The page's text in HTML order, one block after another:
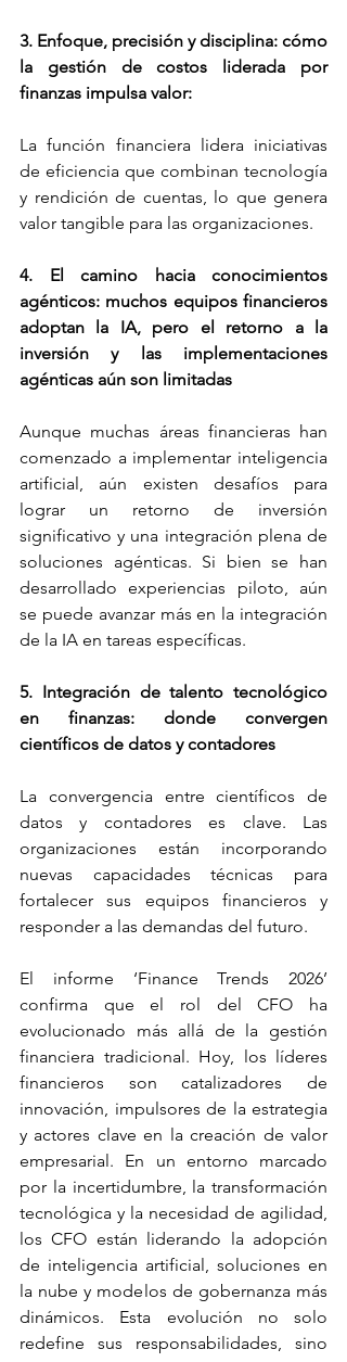
3. Enfoque, precisión y disciplina: cómo
la gestión de costos liderada por
finanzas impulsa valor:
La función financiera lidera iniciativas
de eficiencia que combinan tecnología
y rendición de cuentas, lo que genera
valor tangible para las organizaciones.
4. El camino hacia conocimientos
agénticos: muchos equipos financieros
adoptan la IA, pero el retorno a la
inversión y las implementaciones
agénticas aún son limitadas
Aunque muchas áreas financieras han
comenzado a implementar inteligencia
artificial, aún existen desafíos para
lograr un retorno de inversión
significativo y una integración plena de
soluciones agénticas. Si bien se han
desarrollado experiencias piloto, aún
se puede avanzar más en la integración
de la IA en tareas específicas.
5. Integración de talento tecnológico
en finanzas: donde convergen
científicos de datos y contadores
La convergencia entre científicos de
datos y contadores es clave. Las
organizaciones están incorporando
nuevas capacidades técnicas para
fortalecer sus equipos financieros y
responder a las demandas del futuro.
El informe ‘Finance Trends 2026’
confirma que el rol del CFO ha
evolucionado más allá de la gestión
financiera tradicional. Hoy, los líderes
financieros son catalizadores de
innovación, impulsores de la estrategia
y actores clave en la creación de valor
empresarial. En un entorno marcado
por la incertidumbre, la transformación
tecnológica y la necesidad de agilidad,
los CFO están liderando la adopción
de inteligencia artificial, soluciones en
la nube y modelos de gobernanza más
dinámicos. Esta evolución no solo
redefine sus responsabilidades, sino